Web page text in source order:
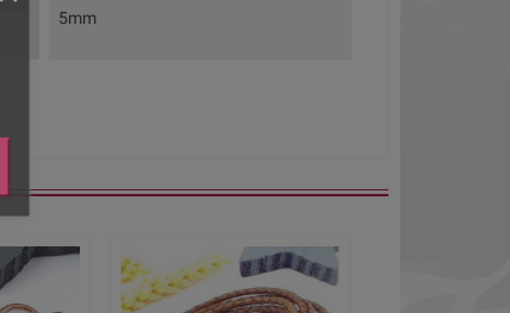
5mm